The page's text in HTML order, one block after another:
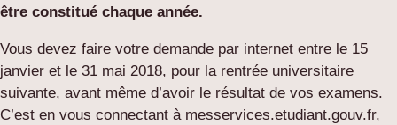
être constitué chaque année.
Vous devez faire votre demande par internet entre le 15
janvier et le 31 mai 2018, pour la rentrée universitaire
suivante, avant même d’avoir le résultat de vos examens.
C’est en vous connectant à messervices.etudiant.gouv.fr,